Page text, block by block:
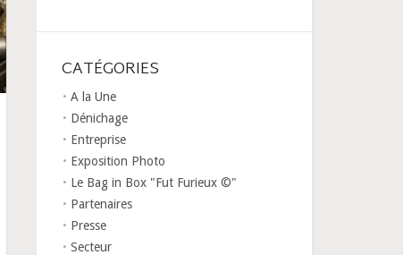
CATÉGORIES
A la Une
Dénichage
Entreprise
Exposition Photo
Le Bag in Box "Fut Furieux ©"
Partenaires
Presse
Secteur